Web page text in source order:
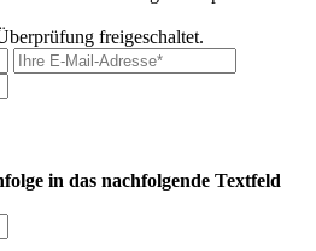
freigeschaltet.
in das nachfolgende Textfeld